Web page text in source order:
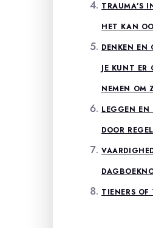
TRAUMA’S
HET KAN
DENKEN EN
JE KUNT ER
NEMEN OM
LEGGEN EN
DOOR
TIENERS OF